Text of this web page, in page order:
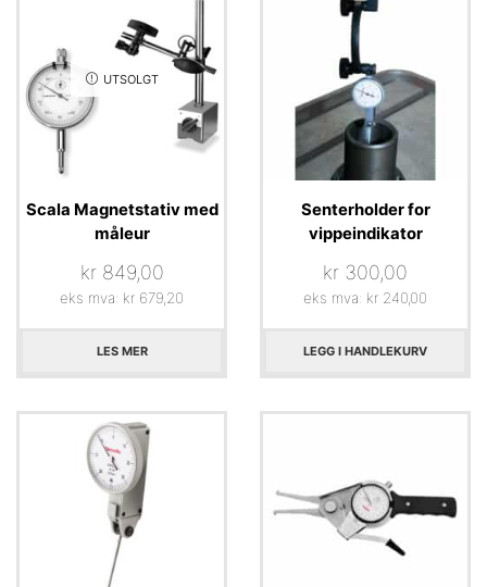
UTSOLGT
Scala Magnetstativ med
måleur
kr849,00
eks mva: kr 679,20
LES MER
Senterholder for
vippeindikator
kr 300,00
eks mva: kr 240,00
LEGG I HANDLEKURV